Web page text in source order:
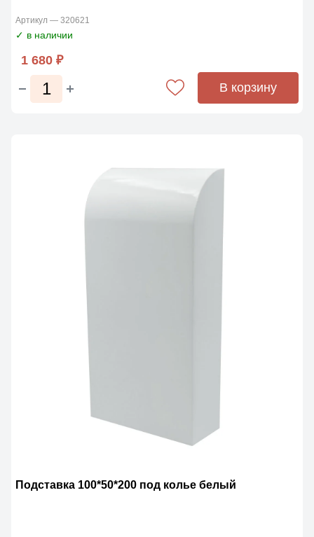
Артикул — 320621
✓ в наличии
1 680 ₽
В корзину
Подставка 100*50*200 под колье белый